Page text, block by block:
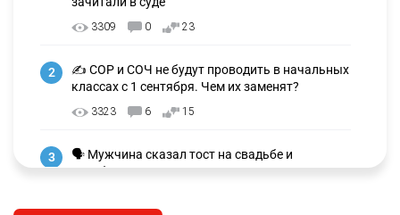
3309 0 23
2
✍️ СОР и СОЧ не будут проводить в начальных
классах с 1 сентября. Чем их заменят?
3323 6 15
3
🗣 Мужчина сказал тост на свадьбе и
заработал уголовное дело